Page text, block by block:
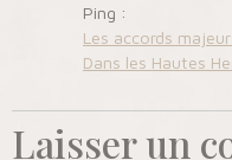
Ping :
Les accords
Dans les Hautes
Laisser un